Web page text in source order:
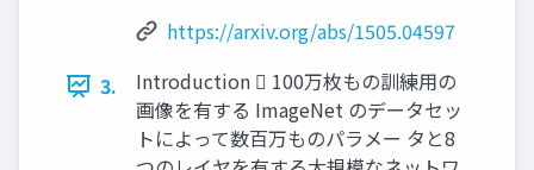
https://arxiv.org/abs/1505.04597
3.
Introduction  100万枚もの訓練用の
画像を有する ImageNet のデータセッ
トによって数百万ものパラメー タと8